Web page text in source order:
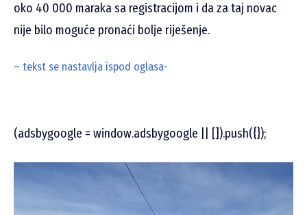
oko 40 000 maraka sa registracijom i da za taj novac
nije bilo moguće pronaći bolje riješenje.
– tekst se nastavlja ispod oglasa-
(adsbygoogle = window.adsbygoogle || []).push({});